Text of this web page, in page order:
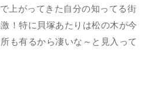
上がってきた自分の知ってる街
！特に貝塚あたりは松の木が今
も有るから凄いな～と見入って